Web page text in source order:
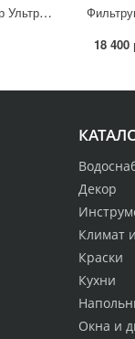
Фильтрующая засыпка Барьер Ультрамикс В 12.5 л
18 400
Декор
Климат
Краски
Кухни
Окна и